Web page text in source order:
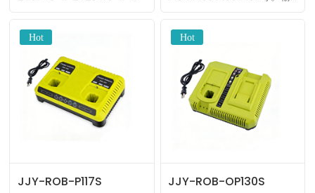
11-1811 48-11。输出电压：12
伏/14.4伏/18伏输出电流：
3……
2.0A制造商：标准电波
MOQ：10件OEM/ODM：标
签、包装、外壳、颜色等。
（数量≥10……
JJY-ROB-P117S JJY-ROB-OP130S